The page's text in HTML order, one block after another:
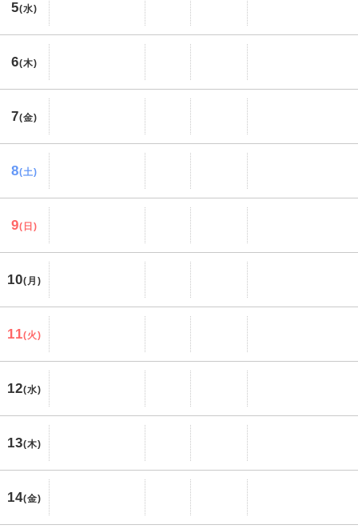
5(水)
6(木)
7(金)
8(土)
9(日)
10(月)
11(火)
12(水)
13(木)
14(金)